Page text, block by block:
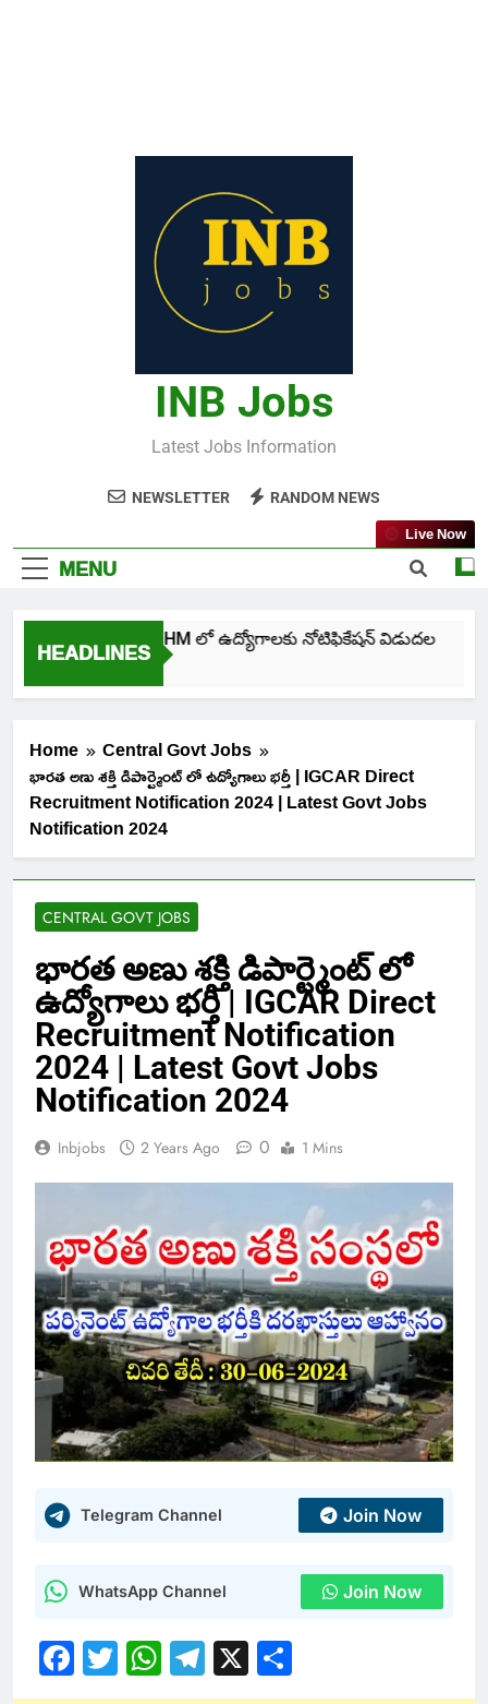
INB Jobs
Latest Jobs Information
NEWSLETTER RANDOM NEWS
MENU
Live Now
HEADLINES
తెలంగాణ NHM లో ఉద్యోగాలకు నోటిఫికేషన్ విడుదల
Home
Central Govt Jobs
భారత అణు శక్తి డిపార్ట్మెంట్ లో ఉద్యోగాలు భర్తీ | IGCAR Direct
Recruitment Notification 2024 | Latest Govt Jobs
Notification 2024
CENTRAL GOVT JOBS
భారత అణు శక్తి డిపార్ట్మెంట్ లో
ఉద్యోగాలు భర్తీ | IGCAR Direct
Recruitment Notification
2024 | Latest Govt Jobs
Notification 2024
Inbjobs 2 Years Ago 0 1 Mins
Telegram Channel Join Now
WhatsApp Channel Join Now
Facebook
Twitter
WhatsApp
Telegram
X